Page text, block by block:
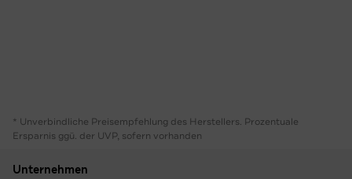
* Unverbindliche Preisempfehlung des Herstellers. Prozentuale
Ersparnis ggü. der UVP, sofern vorhanden
Unternehmen